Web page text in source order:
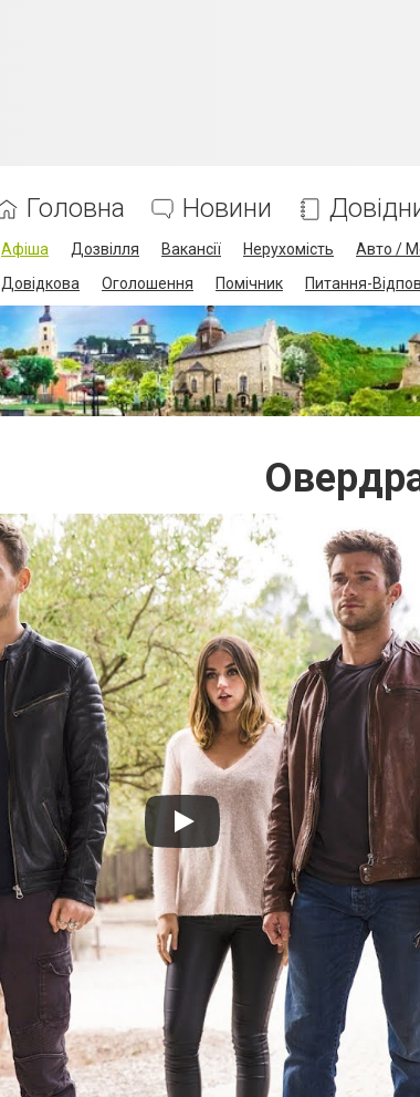
Головна Новини
Афіша Дозвілля Вакансії Нерухомість Авто /
Довідкова
Оголошення Помічник Питання-